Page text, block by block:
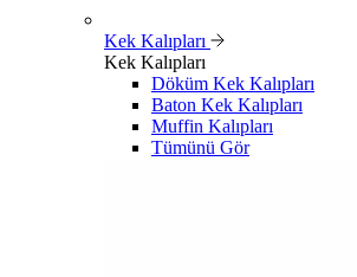
Kek Kalıpları
Kek Kalıpları
Döküm Kek Kalıpları
Baton Kek Kalıpları
Muffin Kalıpları
Tümünü Gör